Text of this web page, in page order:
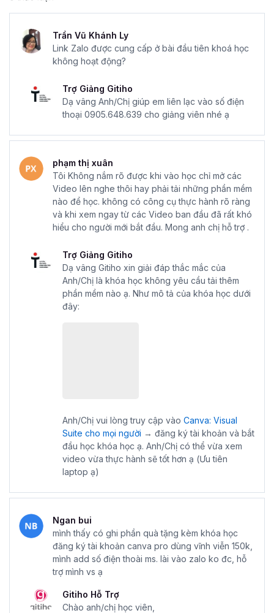
Trần Vũ Khánh Ly
Link Zalo được cung cấp ở bài đầu tiên khoá học
không hoạt động?
Trợ Giảng Gitiho
Dạ vâng Anh/Chị giúp em liên lạc vào số điện
thoại 0905.648.639 cho giảng viên nhé ạ
phạm thị xuân
Tôi Không nắm rõ được khi vào học chỉ mở các
Video lên nghe thôi hay phải tải những phần mềm
nào để học. không có công cụ thực hành rõ ràng
và khi xem ngay từ các Video ban đầu đã rất khó
hiểu cho người mới bắt đầu. Mong anh chị hỗ trợ .
Trợ Giảng Gitiho
Dạ vâng Gitiho xin giải đáp thắc mắc của
Anh/Chị là khóa học không yêu cầu tải thêm
phần mềm nào ạ. Như mô tả của khóa học dưới
đây:
Anh/Chị vui lòng truy cập vào Canva: Visual
Suite cho mọi người → đăng ký tài khoản và bắt
đầu học khóa học ạ. Anh/Chị có thể vừa xem
video vừa thực hành sẽ tốt hơn ạ (Ưu tiên
laptop ạ)
Ngan bui
mình thấy có ghi phần quà tặng kèm khóa học
đăng ký tài khoản canva pro dùng vĩnh viễn 150k,
mình add số điện thoài ms. lài vào zalo ko đc, hỗ
trợ mình vs ạ
Gitiho Hỗ Trợ
Chào anh/chị học viên,